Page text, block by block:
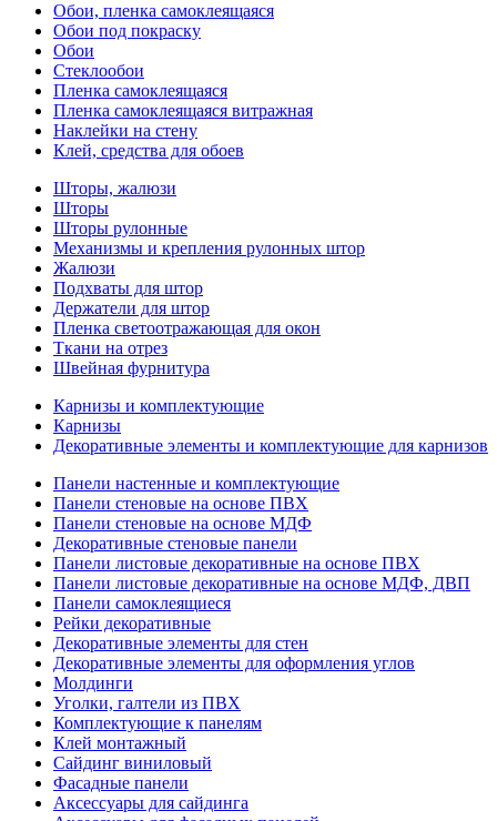
Обои, пленка самоклеящаяся
Обои под покраску
Обои
Стеклообои
Пленка самоклеящаяся
Пленка самоклеящаяся витражная
Наклейки на стену
Клей, средства для обоев
Шторы, жалюзи
Шторы
Шторы рулонные
Механизмы и крепления рулонных штор
Жалюзи
Подхваты для штор
Держатели для штор
Пленка светоотражающая для окон
Ткани на отрез
Швейная фурнитура
Карнизы и комплектующие
Карнизы
Декоративные элементы и комплектующие для карнизов
Панели настенные и комплектующие
Панели стеновые на основе ПВХ
Панели стеновые на основе МДФ
Декоративные стеновые панели
Панели листовые декоративные на основе ПВХ
Панели листовые декоративные на основе МДФ, ДВП
Панели самоклеящиеся
Рейки декоративные
Декоративные элементы для стен
Декоративные элементы для оформления углов
Молдинги
Уголки, галтели из ПВХ
Комплектующие к панелям
Клей монтажный
Сайдинг виниловый
Фасадные панели
Аксессуары для сайдинга